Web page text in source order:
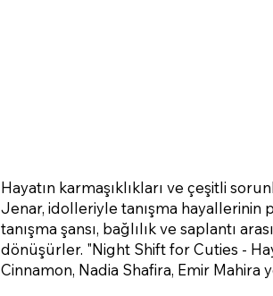
Hayatın karmaşıklıkları ve çeşitli
Jenar, idolleriyle tanışma hayallerinin
tanışma şansı, bağlılık ve saplantı
dönüşürler. "Night Shift for Cuties -
Cinnamon, Nadia Shafira, Emir Mahira